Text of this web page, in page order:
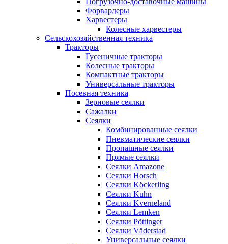
Форвардеры
Харвестеры
Колесные харвестеры
Сельскохозяйственная техника
Тракторы
Гусеничные тракторы
Колесные тракторы
Компактные тракторы
Универсальные тракторы
Посевная техника
Зерновые сеялки
Сажалки
Сеялки
Комбинированные сеялки
Пневматические сеялки
Пропашные сеялки
Прямые сеялки
Сеялки Amazone
Сеялки Horsch
Сеялки Köckerling
Сеялки Kuhn
Сеялки Kverneland
Сеялки Lemken
Сеялки Pöttinger
Сеялки Väderstad
Универсальные сеялки